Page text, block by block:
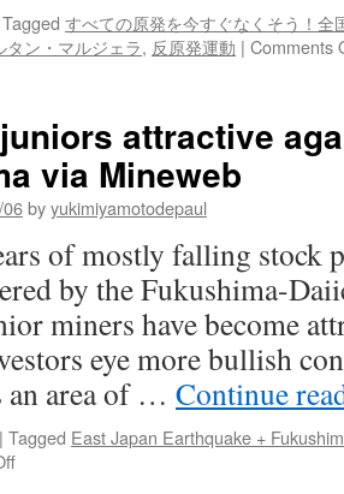
Tagged すべての原発を今すぐなくそう！全
タン・マルジェラ, 反原発運動 | Comments
attractive
via Mineweb
byyukimiyamotodepaul
of mostly falling stock
by the Fukushima-
miners have become
eye more bullish
an area of … Continue
| Tagged East Japan Earthquake +
on